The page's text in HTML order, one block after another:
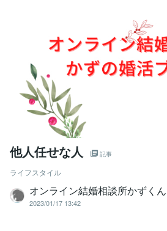
他人任せな人 記事
ライフスタイル
オンライン結婚相談所かずくん
2023/01/17 13:42